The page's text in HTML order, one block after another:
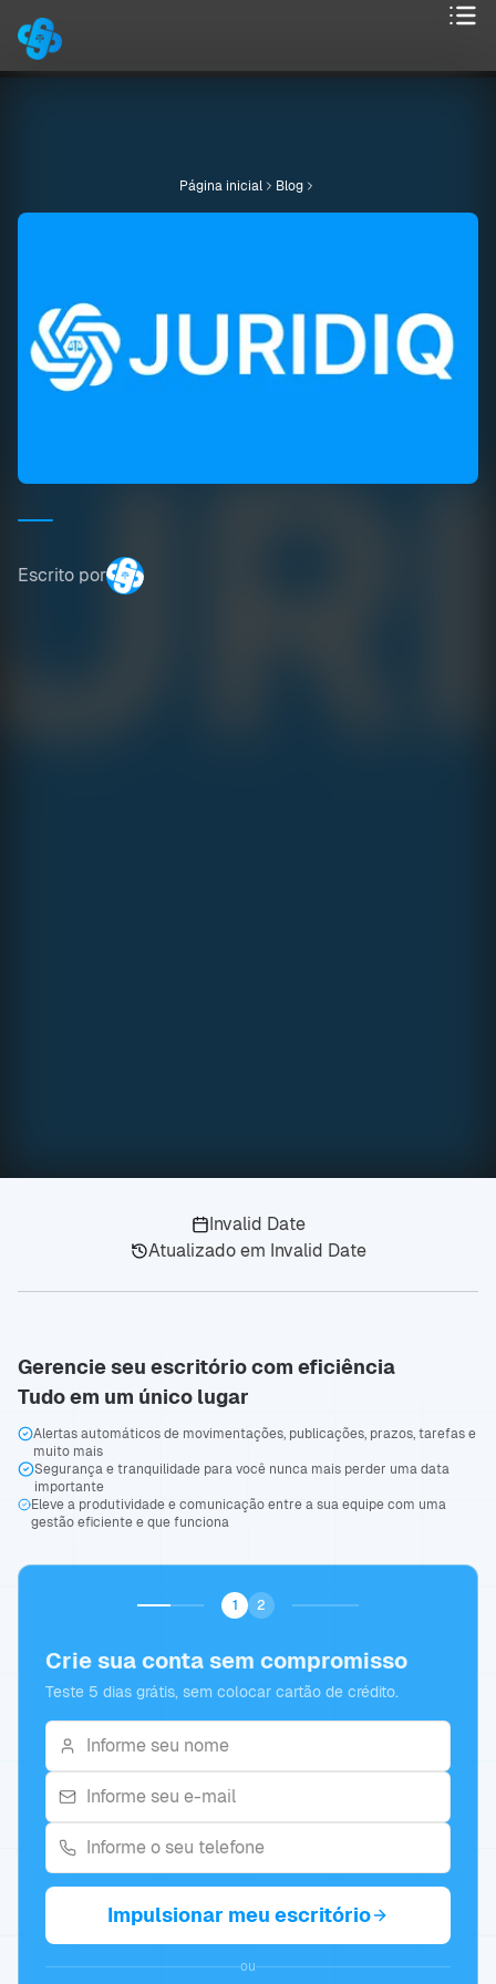
Página inicial Blog
Escrito por
Invalid Date
Atualizado em Invalid Date
Gerencie seu escritório com eficiência
Tudo em um único lugar
Alertas automáticos de movimentações, publicações, prazos, tarefas e
muito mais
Segurança e tranquilidade para você nunca mais perder uma data
importante
Eleve a produtividade e comunicação entre a sua equipe com uma
gestão eficiente e que funciona
1 2
Crie sua conta sem compromisso
Teste 5 dias grátis, sem colocar cartão de crédito.
Impulsionar meu escritório
ou